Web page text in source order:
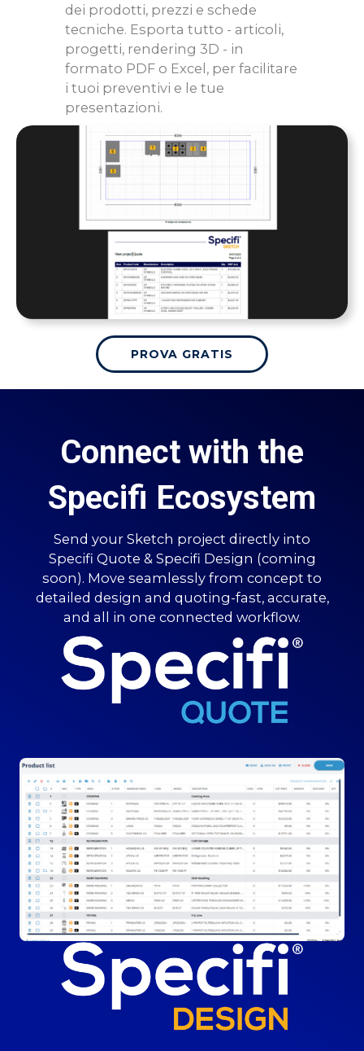
dei prodotti, prezzi e schede
tecniche. Esporta tutto - articoli,
progetti, rendering 3D - in
formato PDF o Excel, per facilitare
i tuoi preventivi e le tue
presentazioni.
PROVA GRATIS
Connect with the
Specifi Ecosystem
Send your Sketch project directly into
Specifi Quote & Specifi Design (coming
soon). Move seamlessly from concept to
detailed design and quoting-fast, accurate,
and all in one connected workflow.